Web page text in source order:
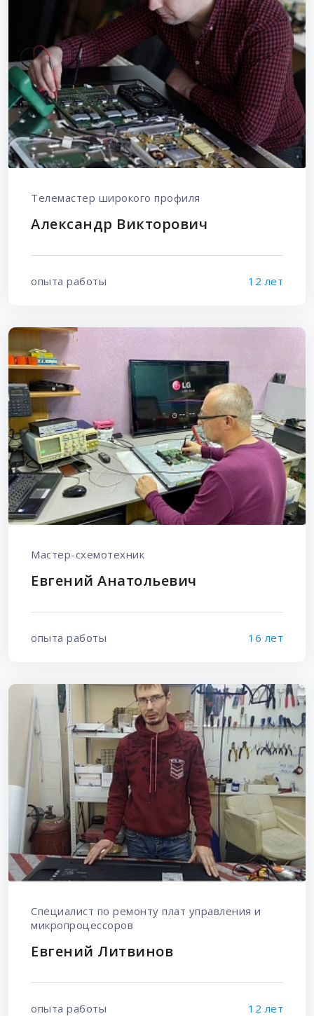
Телемастер широкого профиля
Александр Викторович
опыта работы 12 лет
Мастер-схемотехник
Евгений Анатольевич
опыта работы 16 лет
Специалист по ремонту плат управления и
микропроцессоров
Евгений Литвинов
опыта работы 12 лет